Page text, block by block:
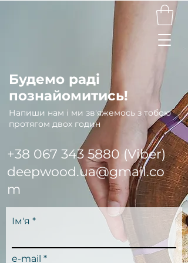
Будемо раді
познайомитись!
Напиши нам і ми зв'яжемось з тобою
протягом двох годин
+38 067 343 5880 (Viber)
deepwood.ua@gmail.co
m
Ім'я
e-mail